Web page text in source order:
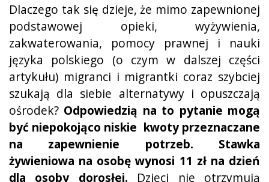
Dlaczego tak się dzieje, że mimo zapewnionej
podstawowej opieki, wyżywienia,
zakwaterowania, pomocy prawnej i nauki
języka polskiego (o czym w dalszej części
artykułu) migranci i migrantki coraz szybciej
szukają dla siebie alternatywy i opuszczają
ośrodek? Odpowiedzią na to pytanie mogą
być niepokojąco niskie kwoty przeznaczane
na zapewnienie potrzeb. Stawka
żywieniowa na osobę wynosi 11 zł na dzień
dla osoby dorosłej. Dzieci nie otrzymują